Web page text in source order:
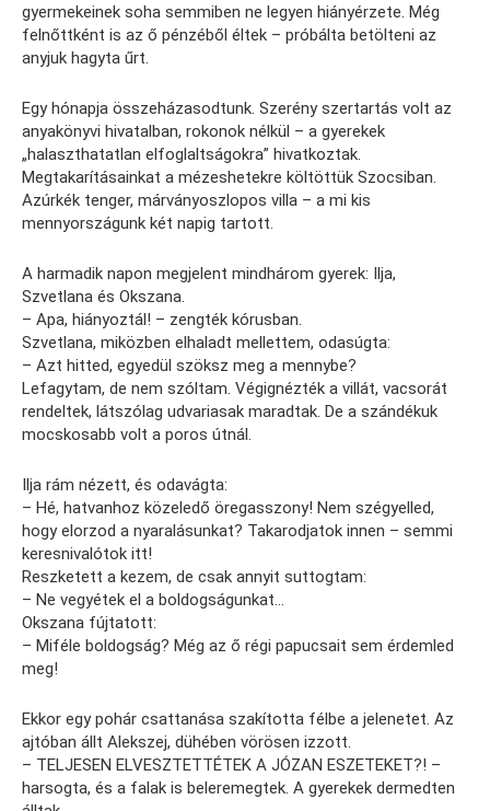
gyermekeinek soha semmiben ne legyen hiányérzete. Még
felnőttként is az ő pénzéből éltek – próbálta betölteni az
anyjuk hagyta űrt.
Egy hónapja összeházasodtunk. Szerény szertartás volt az
anyakönyvi hivatalban, rokonok nélkül – a gyerekek
„halaszthatatlan elfoglaltságokra” hivatkoztak.
Megtakarításainkat a mézeshetekre költöttük Szocsiban.
Azúrkék tenger, márványoszlopos villa – a mi kis
mennyországunk két napig tartott.
A harmadik napon megjelent mindhárom gyerek: Ilja,
Szvetlana és Okszana.
– Apa, hiányoztál! – zengték kórusban.
Szvetlana, miközben elhaladt mellettem, odasúgta:
– Azt hitted, egyedül szöksz meg a mennybe?
Lefagytam, de nem szóltam. Végignézték a villát, vacsorát
rendeltek, látszólag udvariasak maradtak. De a szándékuk
mocskosabb volt a poros útnál.
Ilja rám nézett, és odavágta:
– Hé, hatvanhoz közeledő öregasszony! Nem szégyelled,
hogy elorzod a nyaralásunkat? Takarodjatok innen – semmi
keresnivalótok itt!
Reszketett a kezem, de csak annyit suttogtam:
– Ne vegyétek el a boldogságunkat…
Okszana fújtatott:
– Miféle boldogság? Még az ő régi papucsait sem érdemled
meg!
Ekkor egy pohár csattanása szakította félbe a jelenetet. Az
ajtóban állt Alekszej, dühében vörösen izzott.
– TELJESEN ELVESZTETTÉTEK A JÓZAN ESZETEKET?! –
harsogta, és a falak is beleremegtek. A gyerekek dermedten